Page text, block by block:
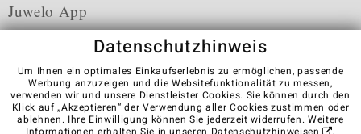
Juwelo App
Karriere AGB Datenschutz Cookies
Impressum
Kontakt
Vertrag widerrufen
Datenschutzhinweis
Um Ihnen ein optimales Einkaufserlebnis zu ermöglichen, passende
Werbung anzuzeigen und die Websitefunktionalität zu messen,
verwenden wir und unsere Dienstleister Cookies. Sie können durch den
Klick auf „Akzeptieren“ der Verwendung aller Cookies zustimmen oder
ablehnen. Ihre Einwilligung können Sie jederzeit widerrufen. Weitere